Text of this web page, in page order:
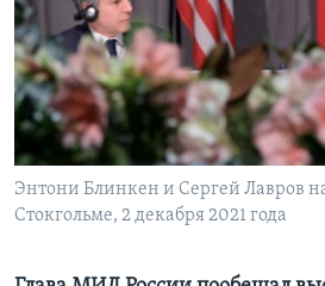
Learning English
СОЦИАЛЬНЫЕ СЕТИ
Языки
Энтони Блинкен и Сергей Лавров
Стокгольме, 2 декабря 2021 года